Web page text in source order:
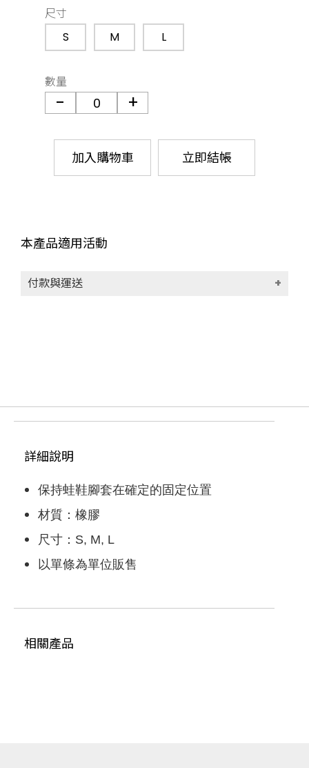
尺寸
S
M L
數量
加入購物車 立即結帳
本產品適用活動
付款與運送
運送方式
貨，每筆運費NT$100
滿NT$1000(含以上)免運費
付款後台灣外島宅配 (限澎湖、金門、馬祖、
蘭嶼地區)取貨，每筆運費NT$100
滿NT$1000(含以上)免運費
筆運費NT$250
滿NT$9999999(含以上)免運費
滿NT$2147483647(含以上)免運費
詳細說明
保持蛙鞋腳套在確定的固定位置
材質：橡膠
尺寸：S, M, L
以單條為單位販售
相關產品